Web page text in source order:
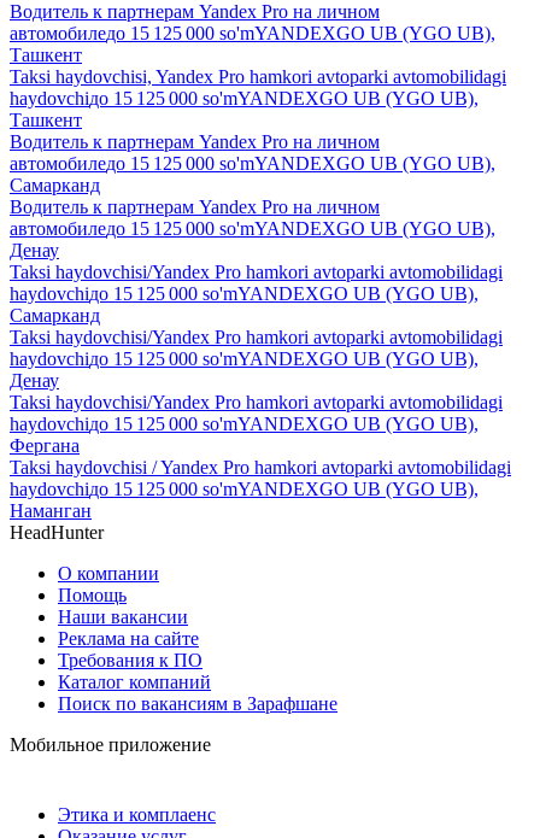
Водитель к партнерам Yandex Pro на личном
автомобиледо 15 125 000 so'mYANDEXGO UB (YGO UB),
Ташкент
Taksi haydovchisi, Yandex Pro hamkori avtoparki avtomobilidagi
haydovchiдо 15 125 000 so'mYANDEXGO UB (YGO UB),
Ташкент
Водитель к партнерам Yandex Pro на личном
автомобиледо 15 125 000 so'mYANDEXGO UB (YGO UB),
Самарканд
Водитель к партнерам Yandex Pro на личном
автомобиледо 15 125 000 so'mYANDEXGO UB (YGO UB),
Денау
Taksi haydovchisi/Yandex Pro hamkori avtoparki avtomobilidagi
haydovchiдо 15 125 000 so'mYANDEXGO UB (YGO UB),
Самарканд
Taksi haydovchisi/Yandex Pro hamkori avtoparki avtomobilidagi
haydovchiдо 15 125 000 so'mYANDEXGO UB (YGO UB),
Денау
Taksi haydovchisi/Yandex Pro hamkori avtoparki avtomobilidagi
haydovchiдо 15 125 000 so'mYANDEXGO UB (YGO UB),
Фергана
Taksi haydovchisi / Yandex Pro hamkori avtoparki avtomobilidagi
haydovchiдо 15 125 000 so'mYANDEXGO UB (YGO UB),
Наманган
HeadHunter
О компании
Помощь
Наши вакансии
Реклама на сайте
Требования к ПО
Каталог компаний
Поиск по вакансиям в Зарафшане
Мобильное приложение
Этика и комплаенс